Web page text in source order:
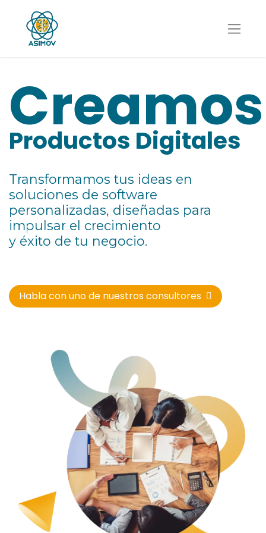
Creamos
Productos Digitales
Transformamos tus ideas en
soluciones de software
personalizadas, diseñadas para
impulsar el crecimiento
y éxito de tu negocio.
Habla con uno de nuestros consultores